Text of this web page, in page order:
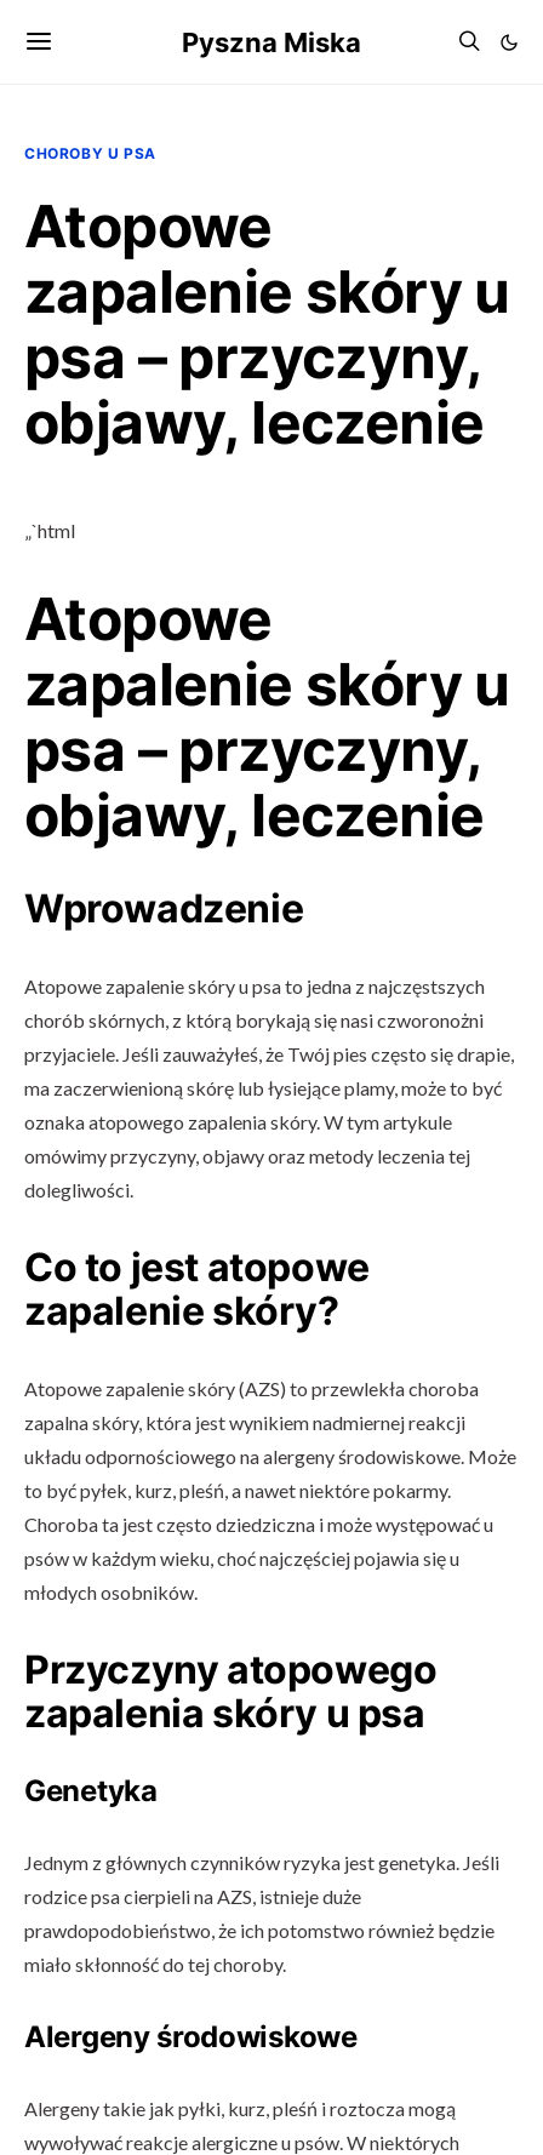
Pyszna Miska
CHOROBY U PSA
Atopowe
zapalenie skóry u
psa – przyczyny,
objawy, leczenie
„`html
Atopowe
zapalenie skóry u
psa – przyczyny,
objawy, leczenie
Wprowadzenie
Atopowe zapalenie skóry u psa to jedna z najczęstszych
chorób skórnych, z którą borykają się nasi czworonożni
przyjaciele. Jeśli zauważyłeś, że Twój pies często się drapie,
ma zaczerwienioną skórę lub łysiejące plamy, może to być
oznaka atopowego zapalenia skóry. W tym artykule
omówimy przyczyny, objawy oraz metody leczenia tej
dolegliwości.
Co to jest atopowe
zapalenie skóry?
Atopowe zapalenie skóry (AZS) to przewlekła choroba
zapalna skóry, która jest wynikiem nadmiernej reakcji
układu odpornościowego na alergeny środowiskowe. Może
to być pyłek, kurz, pleśń, a nawet niektóre pokarmy.
Choroba ta jest często dziedziczna i może występować u
psów w każdym wieku, choć najczęściej pojawia się u
młodych osobników.
Przyczyny atopowego
zapalenia skóry u psa
Genetyka
Jednym z głównych czynników ryzyka jest genetyka. Jeśli
rodzice psa cierpieli na AZS, istnieje duże
prawdopodobieństwo, że ich potomstwo również będzie
miało skłonność do tej choroby.
Alergeny środowiskowe
Alergeny takie jak pyłki, kurz, pleśń i roztocza mogą
wywoływać reakcje alergiczne u psów. W niektórych